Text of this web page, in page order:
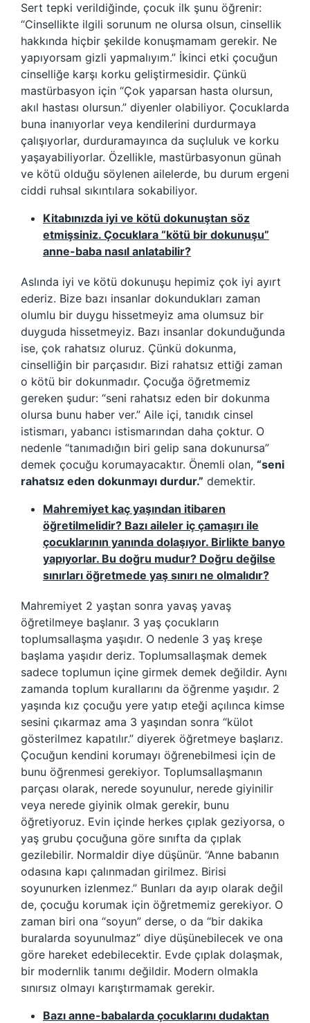
Sert tepki verildiğinde, çocuk ilk şunu öğrenir:
“Cinsellikte ilgili sorunum ne olursa olsun, cinsellik
hakkında hiçbir şekilde konuşmamam gerekir. Ne
yapıyorsam gizli yapmalıyım.” İkinci etki çocuğun
cinselliğe karşı korku geliştirmesidir. Çünkü
mastürbasyon için “Çok yaparsan hasta olursun,
akıl hastası olursun.” diyenler olabiliyor. Çocuklarda
buna inanıyorlar veya kendilerini durdurmaya
çalışıyorlar, durduramayınca da suçluluk ve korku
yaşayabiliyorlar. Özellikle, mastürbasyonun günah
ve kötü olduğu söylenen ailelerde, bu durum ergeni
ciddi ruhsal sıkıntılara sokabiliyor.
Kitabınızda iyi ve kötü dokunuştan söz
etmişsiniz. Çocuklara “kötü bir dokunuşu”
anne-baba nasıl anlatabilir?
Aslında iyi ve kötü dokunuşu hepimiz çok iyi ayırt
ederiz. Bize bazı insanlar dokundukları zaman
olumlu bir duygu hissetmeyiz ama olumsuz bir
duyguda hissetmeyiz. Bazı insanlar dokunduğunda
ise, çok rahatsız oluruz. Çünkü dokunma,
cinselliğin bir parçasıdır. Bizi rahatsız ettiği zaman
o kötü bir dokunmadır. Çocuğa öğretmemiz
gereken şudur: “seni rahatsız eden bir dokunma
olursa bunu haber ver.” Aile içi, tanıdık cinsel
istismarı, yabancı istismarından daha çoktur. O
nedenle “tanımadığın biri gelip sana dokunursa”
demek çocuğu korumayacaktır. Önemli olan, “seni
rahatsız eden dokunmayı durdur.” demektir.
Mahremiyet kaç yaşından itibaren
öğretilmelidir? Bazı aileler iç çamaşırı ile
çocuklarının yanında dolaşıyor. Birlikte banyo
yapıyorlar. Bu doğru mudur? Doğru değilse
sınırları öğretmede yaş sınırı ne olmalıdır?
Mahremiyet 2 yaştan sonra yavaş yavaş
öğretilmeye başlanır. 3 yaş çocukların
toplumsallaşma yaşıdır. O nedenle 3 yaş kreşe
başlama yaşıdır deriz. Toplumsallaşmak demek
sadece toplumun içine girmek demek değildir. Aynı
zamanda toplum kurallarını da öğrenme yaşıdır. 2
yaşında kız çocuğu yere yatıp eteği açılınca kimse
sesini çıkarmaz ama 3 yaşından sonra “külot
gösterilmez kapatılır.” diyerek öğretmeye başlarız.
Çocuğun kendini korumayı öğrenebilmesi için de
bunu öğrenmesi gerekiyor. Toplumsallaşmanın
parçası olarak, nerede soyunulur, nerede giyinilir
veya nerede giyinik olmak gerekir, bunu
öğretiyoruz. Evin içinde herkes çıplak geziyorsa, o
yaş grubu çocuğuna göre sınıfta da çıplak
gezilebilir. Normaldir diye düşünür. “Anne babanın
odasına kapı çalınmadan girilmez. Birisi
soyunurken izlenmez.” Bunları da ayıp olarak değil
de, çocuğu korumak için öğretmemiz gerekiyor. O
zaman biri ona “soyun” derse, o da “bir dakika
buralarda soyunulmaz” diye düşünebilecek ve ona
göre hareket edebilecektir. Evde çıplak dolaşmak,
bir modernlik tanımı değildir. Modern olmakla
sınırsız olmayı karıştırmamak gerekir.
Bazı anne-babalarda çocuklarını dudaktan